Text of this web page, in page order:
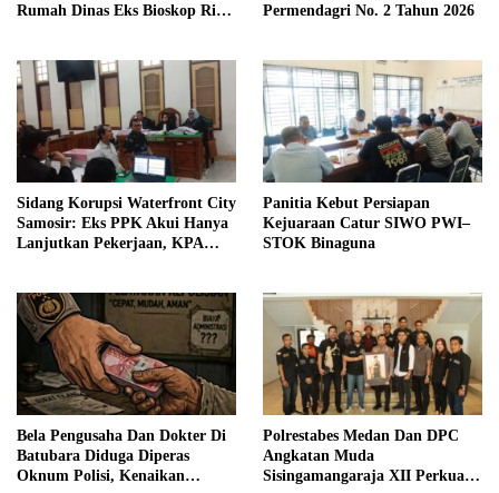
Rumah Dinas Eks Bioskop Ria
Permendagri No. 2 Tahun 2026
Sidang Korupsi Waterfront City
Samosir: Eks PPK Akui Hanya
Lanjutkan Pekerjaan, KPA
Panitia Kebut Persiapan
Kejuaraan Catur SIWO PWI–
STOK Binaguna
Bela Pengusaha Dan Dokter Di
Batubara Diduga Diperas
Oknum Polisi, Kenaikan
Polrestabes Medan Dan DPC
Angkatan Muda
Sisingamangaraja XII Perkuat